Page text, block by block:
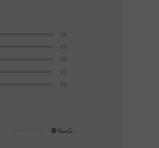
(0)
(0)
(0)
(0)
(0)